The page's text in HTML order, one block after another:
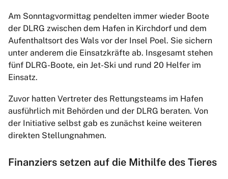
Am Sonntagvormittag pendelten immer wieder Boote
der DLRG zwischen dem Hafen in Kirchdorf und dem
Aufenthaltsort des Wals vor der Insel Poel. Sie sichern
unter anderem die Einsatzkräfte ab. Insgesamt stehen
fünf DLRG-Boote, ein Jet-Ski und rund 20 Helfer im
Einsatz.
Zuvor hatten Vertreter des Rettungsteams im Hafen
ausführlich mit Behörden und der DLRG beraten. Von
der Initiative selbst gab es zunächst keine weiteren
direkten Stellungnahmen.
Finanziers setzen auf die Mithilfe des Tieres